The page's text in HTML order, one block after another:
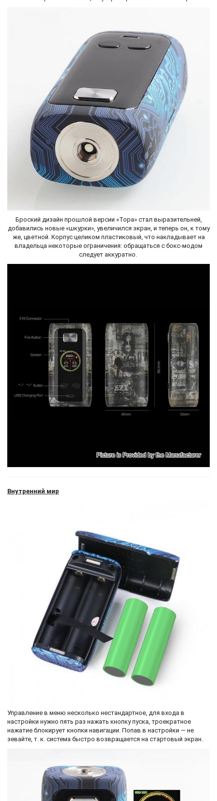
Броский дизайн прошлой версии «Тора» стал выразительней,
добавились новые «шкурки», увеличился экран, и теперь он, к тому
же, цветной. Корпус целиком пластиковый, что накладывает на
владельца некоторые ограничения: обращаться с бокс-модом
следует аккуратно.
Внутренний мир
Управление в меню несколько нестандартное, для входа в
настройки нужно пять раз нажать кнопку пуска, троекратное
нажатие блокирует кнопки навигации. Попав в настройки — не
зевайте, т. к. система быстро возвращается на стартовый экран.